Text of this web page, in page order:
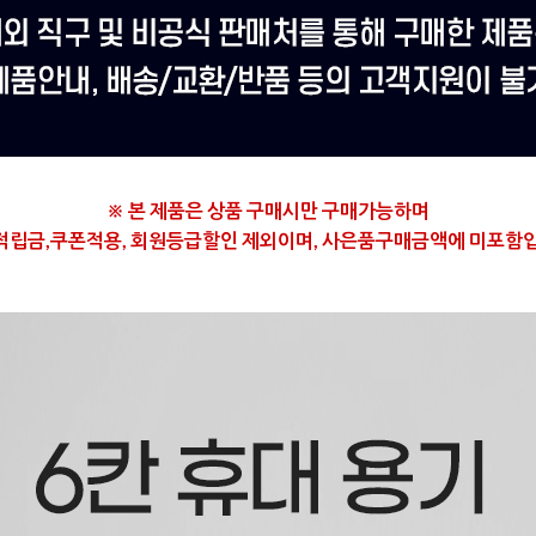
※ 본 제품은상품 구매시만 구매가능하며
립금,쿠폰적용, 회원등급할인 제외이며, 사은품구매금액에 미포함